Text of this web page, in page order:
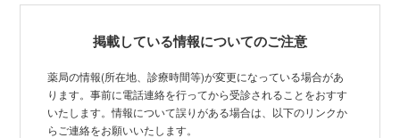
掲載している情報についてのご注意
薬局の情報(所在地、診療時間等)が変更になっている場合があ
ります。事前に電話連絡を行ってから受診されることをおすす
いたします。情報について誤りがある場合は、以下のリンクか
らご連絡をお願いいたします。